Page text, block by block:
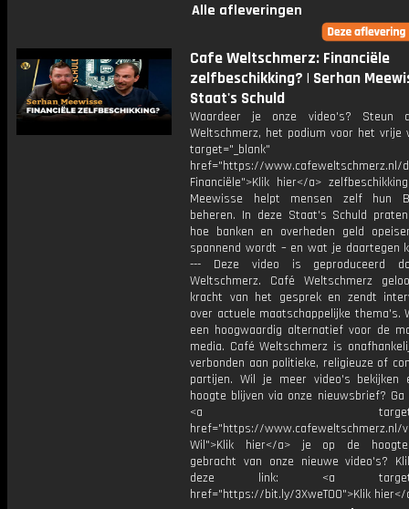
Alle afleveringen
Cafe Weltschmerz: Financiële
zelfbeschikking? | Serhan
Staat's Schuld
Waardeer je onze video's? Steun
Weltschmerz, het podium voor het vrije
target="_blank"
href="https://www.cafeweltschmerz.nl/
Financiële">Klik hier</a>
Meewisse helpt mensen zelf hun
beheren. In deze Staat's Schuld
hoe banken en overheden geld
spannend wordt – en wat je daartegen
--- Deze video is geproduceerd
Weltschmerz. Café Weltschmerz
kracht van het gesprek en zendt
over actuele maatschappelijke thema's.
een hoogwaardig alternatief voor de
media. Café Weltschmerz is
verbonden aan politieke, religieuze of
partijen. Wil je meer video's bekijken
hoogte blijven via onze nieuwsbrief? Ga
<a
href="https://www.cafeweltschmerz.nl/
Wil">Klik hier</a> je op de
gebracht van onze nieuwe video's?
deze link: <a
href="https://bit.ly/3XweTO0">Klik hier</